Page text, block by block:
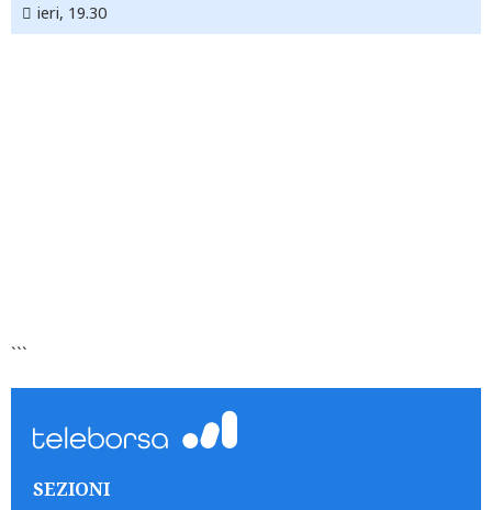
ieri, 19.30
```
SEZIONI